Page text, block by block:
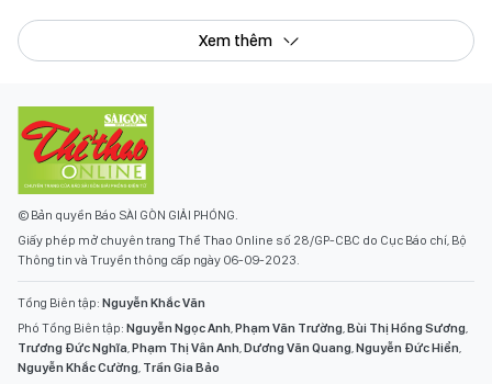
Xem thêm
© Bản quyền Báo SÀI GÒN GIẢI PHÓNG.
Giấy phép mở chuyên trang Thể Thao Online số 28/GP-CBC do Cục Báo chí, Bộ
Thông tin và Truyền thông cấp ngày 06-09-2023.
Tổng Biên tập: Nguyễn Khắc Văn
Phó Tổng Biên tập: Nguyễn Ngọc Anh,Phạm Văn Trường,Bùi Thị Hồng Sương,
Trương Đức Nghĩa,Phạm Thị Vân Anh,Dương Văn Quang,Nguyễn Đức Hiển,
Nguyễn Khắc Cường, Trần Gia Bảo